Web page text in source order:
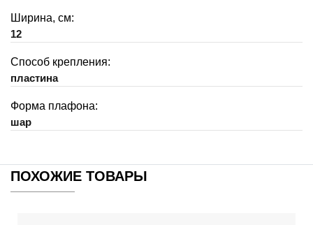
Ширина, см:
12
Способ крепления:
пластина
Форма плафона:
шар
ПОХОЖИЕ ТОВАРЫ